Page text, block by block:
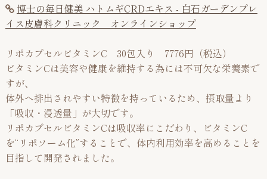
博士の毎日健美 ハトムギCRDエキス - 白石ガーデンプレ
イス皮膚科クリニック オンラインショップ
リポカプセルビタミンC 30包入り 7776円（税込）
ビタミンCは美容や健康を維持する為には不可欠な栄養素で
すが、
体外へ排出されやすい特徴を持っているため、摂取量より
「吸収・浸透量」が大切です。
リポカプセルビタミンCは吸収率にこだわり、ビタミンC
を“リポソーム化”することで、体内利用効率を高めることを
目指して開発されました。